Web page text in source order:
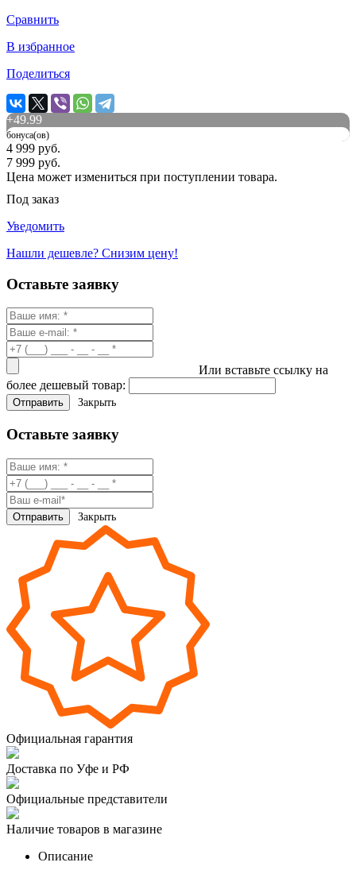
Сравнить
В избранное
Поделиться
+49.99
бонуса(ов)
4 999 руб.
7 999 руб.
Цена может измениться при поступлении товара.
Под заказ
Уведомить
Нашли дешевле? Снизим цену!
Оставьте заявку
Или вставьте ссылку на
более дешевый товар:
Закрыть
Оставьте заявку
Закрыть
Официальная гарантия
Доставка по Уфе и РФ
Официальные представители
Наличие товаров в магазине
Описание